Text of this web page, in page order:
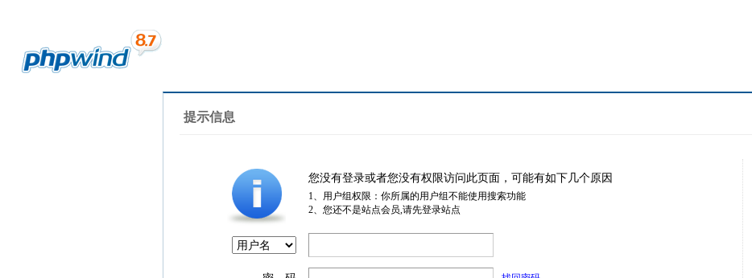
提示信息
您没有登录或者您没有权限访问此页面，可能有如下几个原因
1、用户组权限：你所属的用户组不能使用搜索功能
2、您还不是站点会员,请先登录站点